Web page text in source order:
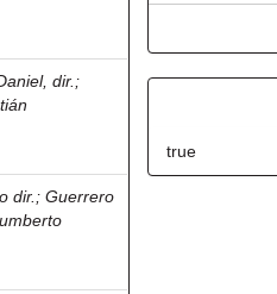
dir. ;
dir. ;Guerrero
true